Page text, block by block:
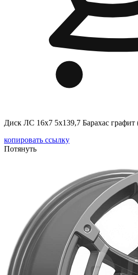
Диск ЛС 16x7 5x139,7 Барахас
копировать ссылку
Потянуть